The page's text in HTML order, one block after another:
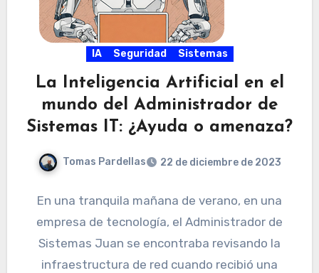
IA Seguridad Sistemas
La Inteligencia Artificial en el
mundo del Administrador de
Sistemas IT: ¿Ayuda o amenaza?
Tomas Pardellas 22 de diciembre de 2023
En una tranquila mañana de verano, en una
empresa de tecnología, el Administrador de
Sistemas Juan se encontraba revisando la
infraestructura de red cuando recibió una